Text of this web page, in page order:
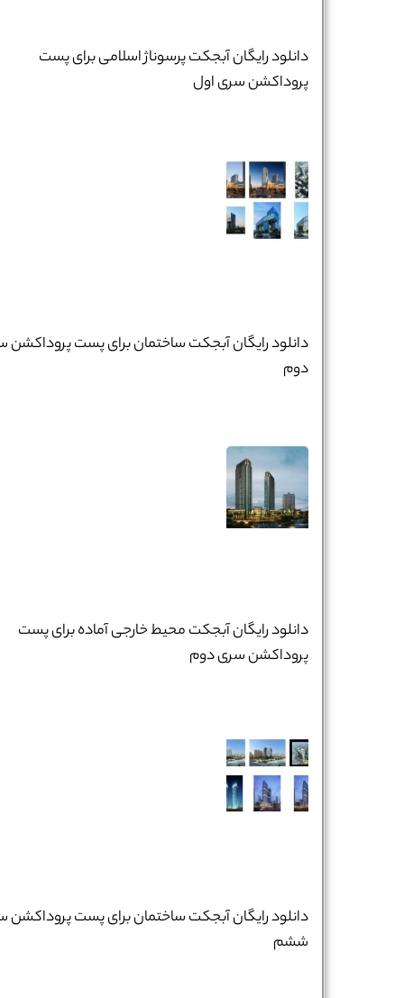
دانلود رایگان آبجکت پرسوناژ اسلامی برای پست
پروداکشن سری اول
دانلود رایگان آبجکت ساختمان برای پست پروداکشن
دوم
دانلود رایگان آبجکت محیط خارجی آماده برای پست
پروداکشن سری دوم
دانلود رایگان آبجکت ساختمان برای پست پروداکشن
ششم